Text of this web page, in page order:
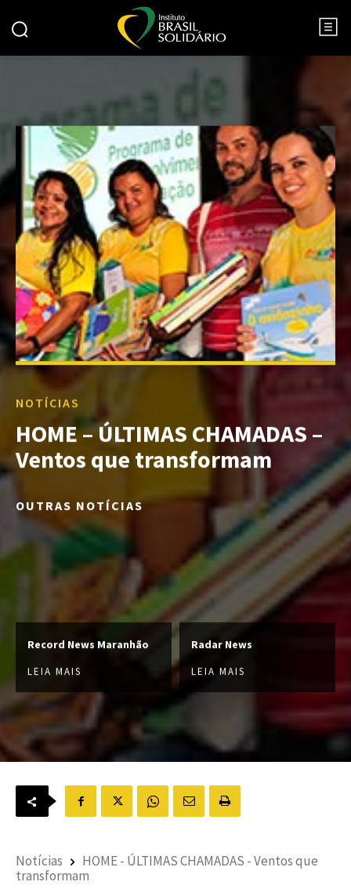
NOTÍCIAS
HOME – ÚLTIMAS CHAMADAS –
Ventos que transformam
OUTRAS NOTÍCIAS
Record News Maranhão
LEIA MAIS
Radar News
LEIA MAIS
Notícias
HOME - ÚLTIMAS CHAMADAS - Ventos que
transformam